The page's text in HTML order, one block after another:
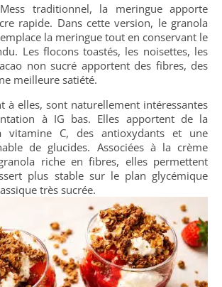
traditionnel, la meringue apporte
rapide. Dans cette version, le granola
la meringue tout en conservant le
Les flocons toastés, les noisettes, les
non sucré apportent des fibres, des
meilleure satiété.
à elles, sont naturellement intéressantes
à IG bas. Elles apportent de la
vitamine C, des antioxydants et une
de glucides. Associées à la crème
riche en fibres, elles permettent
plus stable sur le plan glycémique
très sucrée.